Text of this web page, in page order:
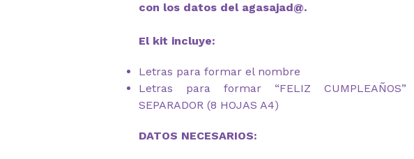
con los datos del agasajad@.
El kit incluye:
Letras para formar el nombre
Letras para formar “FELIZ
SEPARADOR (8 HOJAS A4)
DATOS NECESARIOS: